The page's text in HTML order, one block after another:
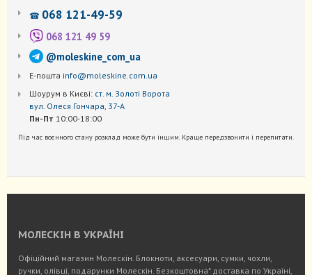
☎ 068 121-49-59
068 121 49 59
@moleskine_com_ua
Е-пошта info@moleskine.com.ua
Шоурум в Києві: ст. м. Золоті Ворота
вул. Олеся Гончара, 37-А
Пн-Пт 10:00-18:00
Під час воєнного стану розклад може бути іншим. Краще передзвонити і перепитати.
МОЛЕСКІН В УКРАЇНІ
Офіційний магазин Молескін. Блокноти, аксесуари, сумки, чохли,
ручки, олівці, подарунки Молескін. Безкоштовна* доставка по Україні,